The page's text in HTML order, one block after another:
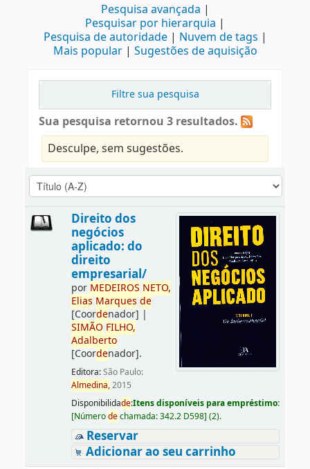
Pesquisa avançada
Pesquisar por hierarquia
Pesquisa de autoridade
Nuvem de tags
Mais popular
Sugestões de aquisição
Filtre sua pesquisa
Sua pesquisa retornou 3 resultados.
Desculpe, sem sugestões.
Direito dos
negócios
aplicado: do
direito
empresarial/
por MEDEIROS NETO,
Elias Marques de
[Coordenador] |
SIMÃO FILHO,
Adalberto
[Coordenador].
Editora:São Paulo:
Almedina,2015
Disponibilidade:Itens disponíveis para empréstimo:
[Númerodechamada:342.2 D598] (2).
Reservar
Adicionar ao seu carrinho